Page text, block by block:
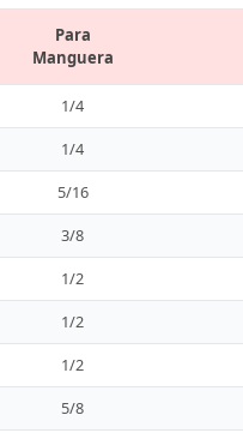
Para
Manguera
1/4
1/4
5/16
3/8
1/2
1/2
1/2
5/8